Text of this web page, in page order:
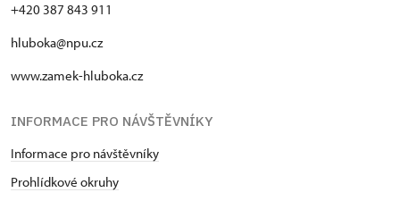
+420 387 843 911
hluboka@npu.cz
www.zamek-hluboka.cz
INFORMACE PRO NÁVŠTĚVNÍKY
Informace pro návštěvníky
Prohlídkové okruhy